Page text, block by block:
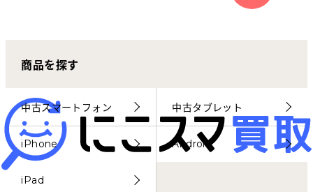
にこスマ通信
マイページ
商品を探す
中古スマートフォン 中古タブレット
iPhone Android
iPad